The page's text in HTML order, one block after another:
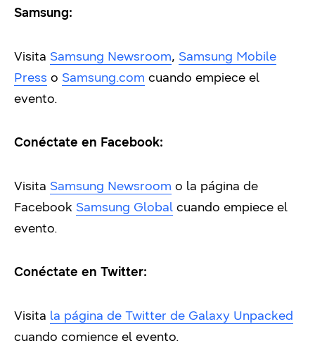
Samsung:
Visita Samsung Newsroom, Samsung Mobile
Press o Samsung.com cuando empiece el
evento.
Conéctate en Facebook:
Visita Samsung Newsroom o la página de
Facebook Samsung Global cuando empiece el
evento.
Conéctate en Twitter:
Visita la página de Twitter de Galaxy Unpacked
cuando comience el evento.